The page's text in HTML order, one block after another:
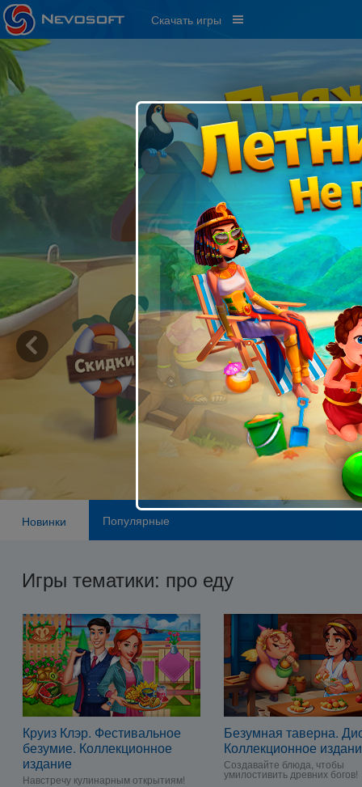
Скачать игры
Новинки Популярные
Игры тематики: про еду
Круиз Клэр. Фестивальное
безумие. Коллекционное
издание
Навстречу кулинарным открытиям!
Безумная таверна.
Коллекционное
Создавайте блюда, чтобы
умилостивить древних богов!